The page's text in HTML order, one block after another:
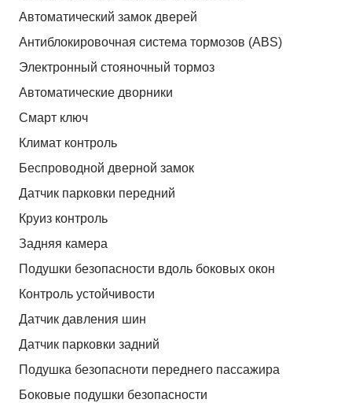
Автоматический замок дверей
Антиблокировочная система тормозов (ABS)
Электронный стояночный тормоз
Автоматические дворники
Смарт ключ
Климат контроль
Беспроводной дверной замок
Датчик парковки передний
Круиз контроль
Задняя камера
Подушки безопасности вдоль боковых окон
Контроль устойчивости
Датчик давления шин
Датчик парковки задний
Подушка безопасноти переднего пассажира
Боковые подушки безопасности